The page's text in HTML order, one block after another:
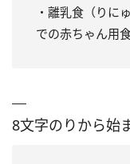
・離乳食（りに
での赤ちゃん用
8文字のりから始